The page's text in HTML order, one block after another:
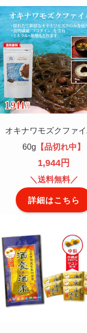
オキナワモズクファ
60g 【品切れ中】
1,944円
＼送料無料／
詳細はこちら